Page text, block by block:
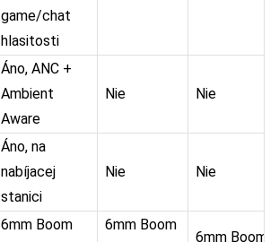
game/chat
hlasitosti
Áno, ANC +
Ambient
Aware
Nie Nie
Áno, na
nabíjacej
stanici
Nie Nie
6mm Boom
6mm Boom
6mm Boom